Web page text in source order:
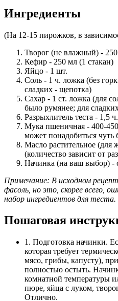
Ингредиенты
(На 12-15 пирожков, в
Творог (не влажный) -
Кефир - 250 мл (1 стакан)
Яйцо - 1 шт.
Соль - 1 ч. ложка (без
сладких - щепотка)
Сахар - 1 ст. ложка (для
было румянее; для
Разрыхлитель теста - 1,5
Мука пшеничная - 400-
может понадобиться
Масло растительное (для
(количество зависит от
Начинка (на ваш выбор) -
Примечание: В исходном
фасоль, но это, скорее всего,
набор ингредиентов для
Пошаговая
1. Подготовка начинки.
которая требует
мясо, грибы, капусту),
полностью остыть.
комнатной температуры
пюре, яйца с луком,
Отлично.